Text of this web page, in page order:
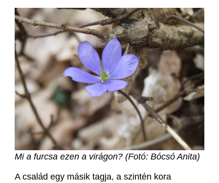
Mi a furcsa ezen a virágon? (Fotó: Bócsó Anita)
A család egy másik tagja, a szintén kora